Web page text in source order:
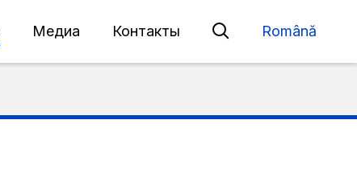
Медиа Контакты Română